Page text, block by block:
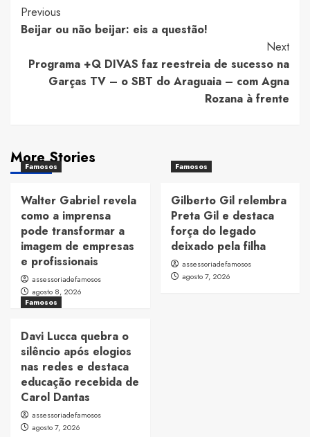
Post
Navigation
Previous
Beijar ou não beijar: eis a questão!
Next
Programa +Q DIVAS faz reestreia de sucesso na
Garças TV – o SBT do Araguaia – com Agna
Rozana à frente
More Stories
Famosos
Walter Gabriel revela
como a imprensa
pode transformar a
imagem de empresas
e profissionais
assessoriadefamosos
agosto 8, 2026
Famosos
Gilberto Gil relembra
Preta Gil e destaca
força do legado
deixado pela filha
assessoriadefamosos
agosto 7, 2026
Famosos
Davi Lucca quebra o
silêncio após elogios
nas redes e destaca
educação recebida de
Carol Dantas
assessoriadefamosos
agosto 7, 2026